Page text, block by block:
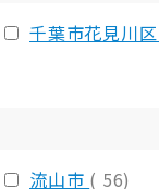
千葉市花見川区
流山市 ( 56)